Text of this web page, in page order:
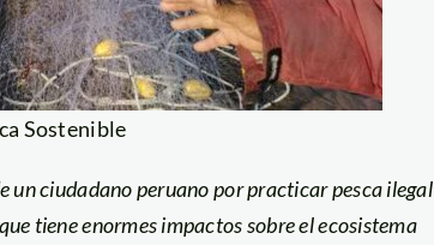
Sostenible
un ciudadano peruano por practicar pesca ilegal
tiene enormes impactos sobre el ecosistema